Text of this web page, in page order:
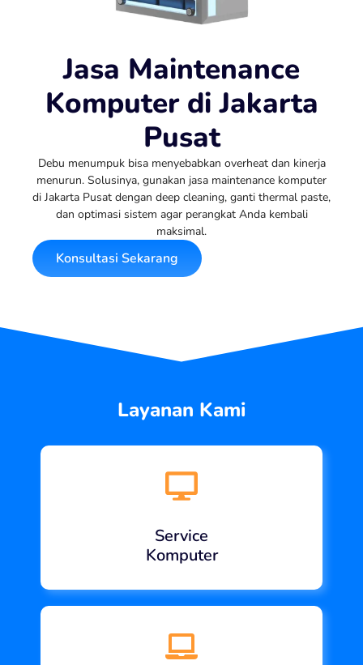
Jasa Maintenance
Komputer di Jakarta
Pusat
Debu menumpuk bisa menyebabkan overheat dan kinerja
menurun. Solusinya, gunakan jasa maintenance komputer
di Jakarta Pusat dengan deep cleaning, ganti thermal paste,
dan optimasi sistem agar perangkat Anda kembali
maksimal.
Konsultasi Sekarang
Layanan Kami
Service
Komputer